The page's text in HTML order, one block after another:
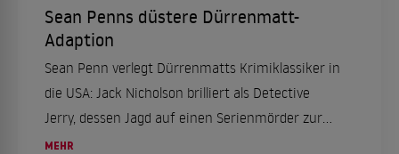
Sean Penns düstere Dürrenmatt-
Adaption
Sean Penn verlegt Dürrenmatts Krimiklassiker in
die USA: Jack Nicholson brilliert als Detective
Jerry, dessen Jagd auf einen Serienmörder zur
Obsession wird. Ein düsteres Psychodrama, das
MEHR